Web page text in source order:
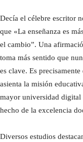
Decía el célebre escritor
que «La enseñanza es
el cambio”. Una
toma más sentido que
es clave. Es
asienta la misión
mayor universidad digital
hecho de la excelencia
Diversos estudios